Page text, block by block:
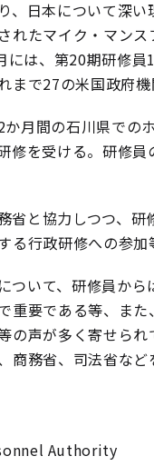
、日本について深
れたマイク・マン
には、第20期研修
まで27の米国政府
月間の石川県での
修を受ける。研修
省と協力しつつ、
る行政研修への参加
ついて、研修員か
重要である等、ま
の声が多く寄せら
商務省、司法省な
Authority